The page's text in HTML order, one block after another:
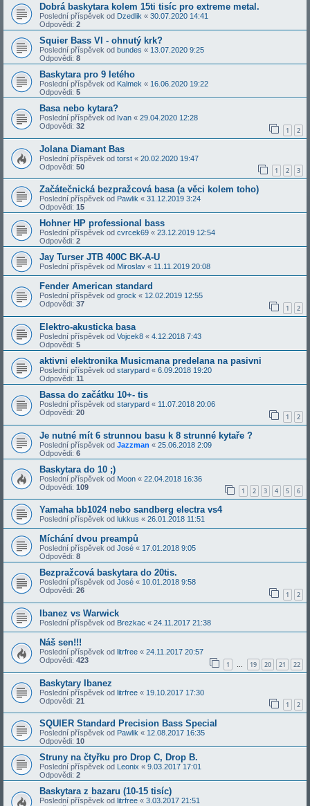
Dobrá baskytara kolem 15ti tisíc pro extreme metal.
Poslední příspěvek od Dzedlik « 30.07.2020 14:41
Odpovědi: 2
Squier Bass VI - ohnutý krk?
Poslední příspěvek od bundes « 13.07.2020 9:25
Odpovědi: 8
Baskytara pro 9 letého
Poslední příspěvek od Kalmek « 16.06.2020 19:22
Odpovědi: 5
Basa nebo kytara?
Poslední příspěvek od Ivan « 29.04.2020 12:28
Odpovědi: 32 1 2
Jolana Diamant Bas
Poslední příspěvek od torst « 20.02.2020 19:47
Odpovědi: 50 1 2 3
Začátečnická bezpražcová basa (a věci kolem toho)
Poslední příspěvek od Pawlik « 31.12.2019 3:24
Odpovědi: 15
Hohner HP professional bass
Poslední příspěvek od cvrcek69 « 23.12.2019 12:54
Odpovědi: 2
Jay Turser JTB 400C BK-A-U
Poslední příspěvek od Miroslav « 11.11.2019 20:08
Fender American standard
Poslední příspěvek od grock « 12.02.2019 12:55
Odpovědi: 37 1 2
Elektro-akusticka basa
Poslední příspěvek od Vojcek8 « 4.12.2018 7:43
Odpovědi: 5
aktivni elektronika Musicmana predelana na pasivni
Poslední příspěvek od starypard « 6.09.2018 19:20
Odpovědi: 11
Bassa do začátku 10+- tis
Poslední příspěvek od starypard « 11.07.2018 20:06
Odpovědi: 20 1 2
Je nutné mít 6 strunnou basu k 8 strunné kytaře ?
Poslední příspěvek od Jazzman « 25.06.2018 2:09
Odpovědi: 6
Baskytara do 10 ;)
Poslední příspěvek od Moon « 22.04.2018 16:36
Odpovědi: 109 1 2 3 4 5 6
Yamaha bb1024 nebo sandberg electra vs4
Poslední příspěvek od lukkus « 26.01.2018 11:51
Míchání dvou preampů
Poslední příspěvek od José « 17.01.2018 9:05
Odpovědi: 8
Bezpražcová baskytara do 20tis.
Poslední příspěvek od José « 10.01.2018 9:58
Odpovědi: 26 1 2
Ibanez vs Warwick
Poslední příspěvek od Brezkac « 24.11.2017 21:38
Náš sen!!!
Poslední příspěvek od litrfree « 24.11.2017 20:57
Odpovědi: 423 1 … 19 20 21 22
Baskytary Ibanez
Poslední příspěvek od litrfree « 19.10.2017 17:30
Odpovědi: 21 1 2
SQUIER Standard Precision Bass Special
Poslední příspěvek od Pawlik « 12.08.2017 16:35
Odpovědi: 10
Struny na čtyřku pro Drop C, Drop B.
Poslední příspěvek od Leonix « 9.03.2017 17:01
Odpovědi: 2
Baskytara z bazaru (10-15 tisíc)
Poslední příspěvek od litrfree « 3.03.2017 21:51